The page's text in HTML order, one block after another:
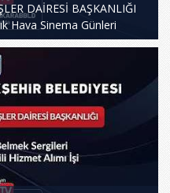
DAİRESİ BAŞKANLIĞI
Hava Sinema Günleri